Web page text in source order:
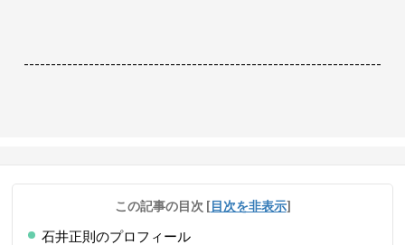
------------------------------------------------------------------
この記事の目次 [目次を非表示]
石井正則のプロフィール